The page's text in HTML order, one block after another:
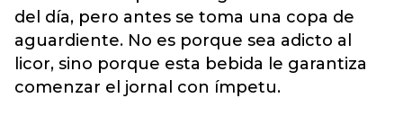
del día, pero antes se toma una copa de
aguardiente. No es porque sea adicto al
licor, sino porque esta bebida le garantiza
comenzar el jornal con ímpetu.